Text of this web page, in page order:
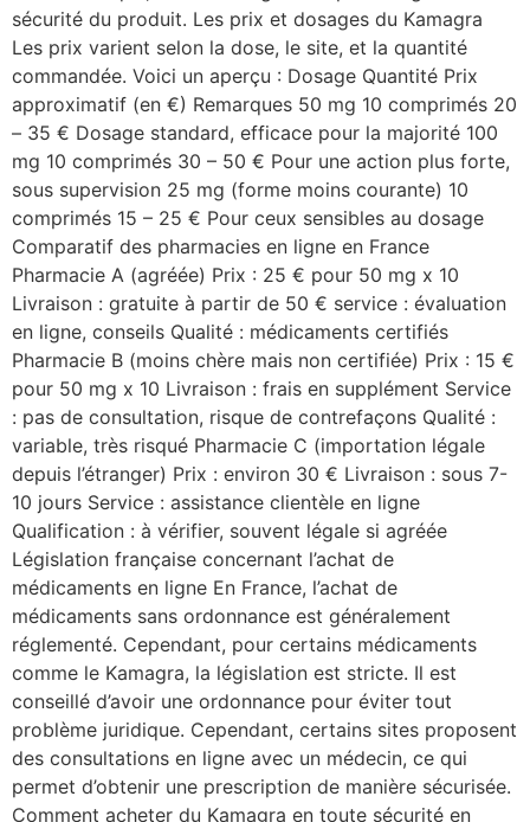
sécurité du produit. Les prix et dosages du Kamagra
Les prix varient selon la dose, le site, et la quantité
commandée. Voici un aperçu : Dosage Quantité Prix
approximatif (en €) Remarques 50 mg 10 comprimés 20
– 35 € Dosage standard, efficace pour la majorité 100
mg 10 comprimés 30 – 50 € Pour une action plus forte,
sous supervision 25 mg (forme moins courante) 10
comprimés 15 – 25 € Pour ceux sensibles au dosage
Comparatif des pharmacies en ligne en France
Pharmacie A (agréée) Prix : 25 € pour 50 mg x 10
Livraison : gratuite à partir de 50 € service : évaluation
en ligne, conseils Qualité : médicaments certifiés
Pharmacie B (moins chère mais non certifiée) Prix : 15 €
pour 50 mg x 10 Livraison : frais en supplément Service
: pas de consultation, risque de contrefaçons Qualité :
variable, très risqué Pharmacie C (importation légale
depuis l’étranger) Prix : environ 30 € Livraison : sous 7-
10 jours Service : assistance clientèle en ligne
Qualification : à vérifier, souvent légale si agréée
Législation française concernant l’achat de
médicaments en ligne En France, l’achat de
médicaments sans ordonnance est généralement
réglementé. Cependant, pour certains médicaments
comme le Kamagra, la législation est stricte. Il est
conseillé d’avoir une ordonnance pour éviter tout
problème juridique. Cependant, certains sites proposent
des consultations en ligne avec un médecin, ce qui
permet d’obtenir une prescription de manière sécurisée.
Comment acheter du Kamagra en toute sécurité en